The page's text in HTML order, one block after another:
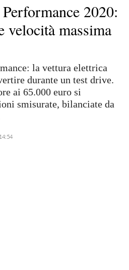
2020:
velocità massima
la vettura elettrica
durante un test drive.
ai 65.000 euro si
smisurate, bilanciate da